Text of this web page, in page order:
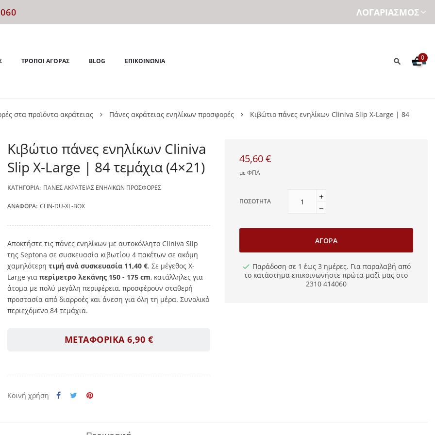
ΛΟΓΑΡΙΑΣΜΌΣ
ΤΡΌΠΟΙ ΑΓΟΡΆΣ BLOG ΕΠΙΚΟΙΝΩΝΊΑ 0
στα προϊόντα ακράτειας Πάνες ακράτειας ενηλίκων προσφορές Κιβώτιο πάνες ενηλίκων Cliniva Slip X-Large | 84
Κιβώτιο πάνες ενηλίκων Cliniva
Slip X-Large | 84 τεμάχια (4×21)
ΚΑΤΗΓΟΡΊΑ: ΠΆΝΕΣ ΑΚΡΆΤΕΙΑΣ ΕΝΗΛΊΚΩΝ ΠΡΟΣΦΟΡΈΣ
ΑΝΑΦΟΡΆ: CLIN-DU-XL-BOX
Αποκτήστε τις πάνες ενηλίκων με αυτοκόλλητο Cliniva Slip
της Septona σε συσκευασία κιβωτίου 4 πακέτων σε ακόμη
χαμηλότερη τιμή ανά συσκευασία 11,40 €. Σε μέγεθος X-
Large για περίμετρο λεκάνης 150 - 175 cm, κατάλληλες για
άτομα με πολύ μεγάλη περιφέρεια, προσφέρουν σταθερή
προστασία από διαρροές και άνεση για όλη τη μέρα. Συνολικό
περιεχόμενο 84 τεμάχια.
ΜΕΤΑΦΟΡΙΚΑ 6,90 €
Κοινή χρήση
45,60 €
με ΦΠΑ
ΠΟΣΌΤΗΤΑ
ΑΓΟΡΆ
Παράδοση σε 1 έως 3 ημέρες. Για παραλαβή από
το κατάστημα επικοινωνήστε πρώτα μαζί μας στο
2310 414060